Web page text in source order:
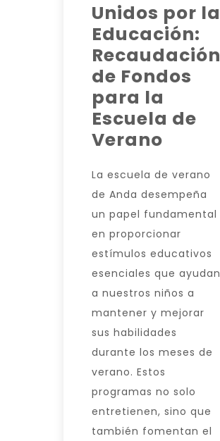
Unidos por la
Educación:
Recaudación
de Fondos
para la
Escuela de
Verano
La escuela de verano
de Anda desempeña
un papel fundamental
en proporcionar
estímulos educativos
esenciales que ayudan
a nuestros niños a
mantener y mejorar
sus habilidades
durante los meses de
verano. Estos
programas no solo
entretienen, sino que
también fomentan el